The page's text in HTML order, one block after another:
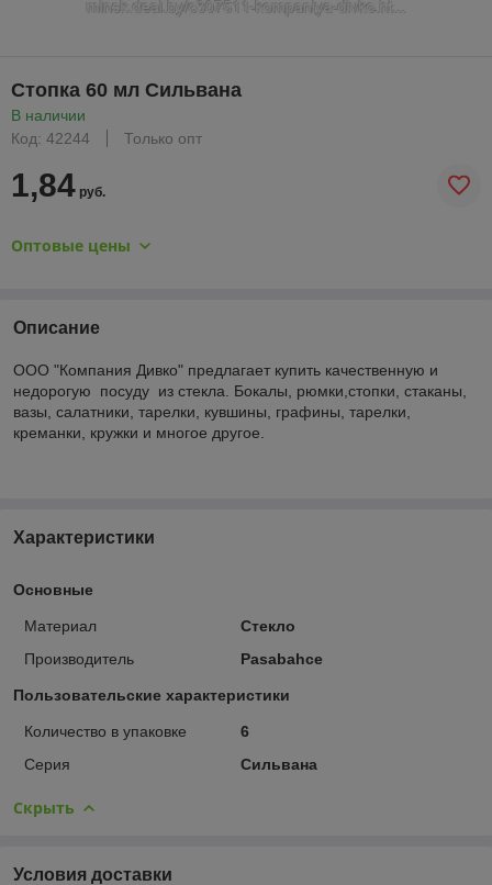
Стопка 60 мл Сильвана
В наличии
Код: 42244
Только опт
1,84 руб.
Оптовые цены
Описание
ООО "Компания Дивко" предлагает купить качественную и
недорогую посуду из стекла. Бокалы, рюмки,стопки, стаканы,
вазы, салатники, тарелки, кувшины, графины, тарелки,
креманки, кружки и многое другое.
Характеристики
Основные
Материал
Стекло
Производитель
Pasabahce
Пользовательские характеристики
Количество в упаковке
6
Серия
Сильвана
Скрыть
Условия доставки